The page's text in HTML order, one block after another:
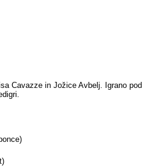
Cavazze in Jožice Avbelj. Igrano pod